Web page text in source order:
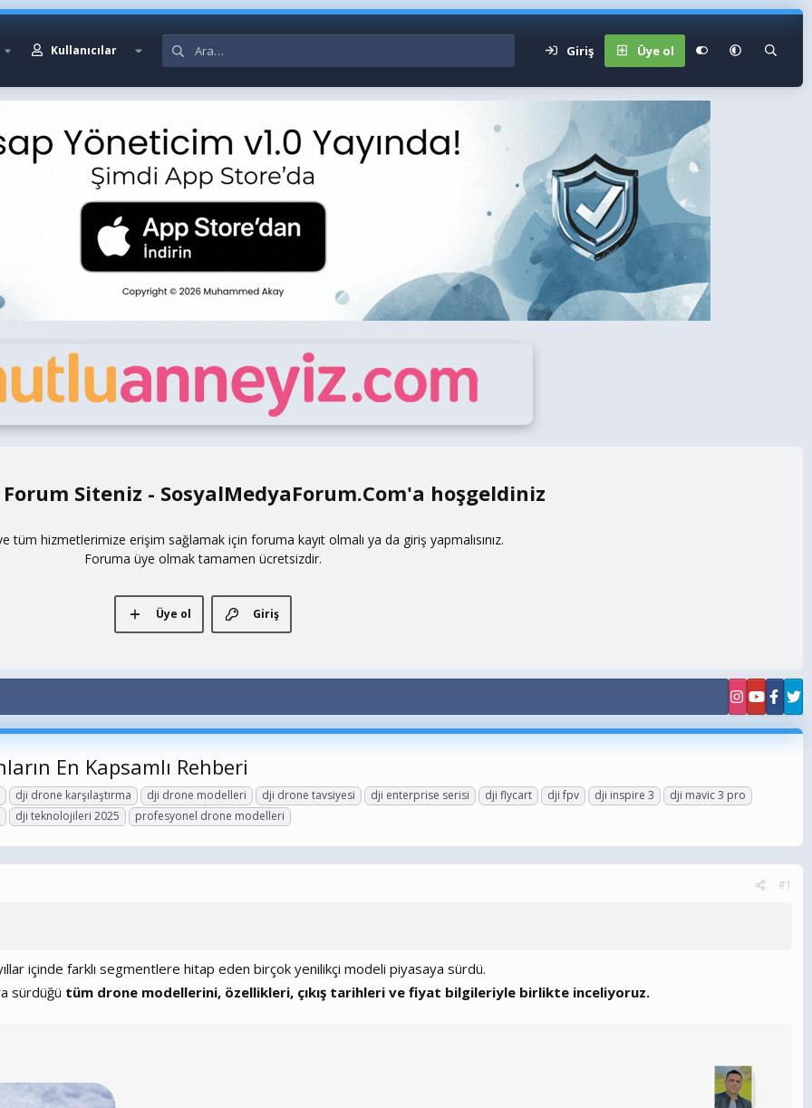
Kullanıcılar Giriş Üye ol
Siteniz - SosyalMedyaForum.Com
tüm hizmetlerimize erişim sağlamak için foruma kayıt olmalı ya da giriş yapmalısınız.
Foruma üye olmak tamamen ücretsizdir.
Giriş
Üye ol
En Kapsamlı Rehberi
dji drone karşılaştırma dji drone modelleri dji drone tavsiyesi dji enterprise serisi dji flycart dji fpv dji inspire 3
dji mavic 3 pro
dji teknolojileri 2025 profesyonel drone modelleri
#1
içinde farklı segmentlere hitap eden birçok yenilikçi modeli piyasaya sürdü.
sürdüğü tüm drone modellerini, özellikleri, çıkış tarihleri ve fiyat bilgileriyle birlikte inceliyoruz.